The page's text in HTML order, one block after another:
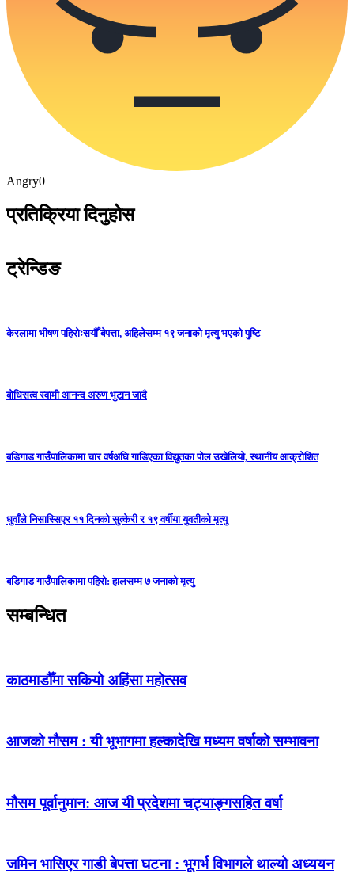
Angry0
प्रतिक्रिया दिनुहोस
ट्रेन्डिङ
केरलामा भीषण पहिरोःसयौँ बेपत्ता, अहिलेसम्म १९ जनाको मृत्यु भएको पुष्टि
बोधिसत्व स्वामी आनन्द अरुण भुटान जादै
बडिगाड गाउँपालिकामा चार वर्षअघि गाडिएका विद्युतका पोल उखेलियो, स्थानीय आक्रोशित
धुवाँले निसास्सिएर ११ दिनको सुत्केरी र १९ वर्षीया युवतीको मृत्यु
बडिगाड गाउँपालिकामा पहिरो: हालसम्म ७ जनाको मृत्यु
सम्बन्धित
काठमाडौँमा सकियो अहिंसा महोत्सव
आजको मौसम : यी भूभागमा हल्कादेखि मध्यम वर्षाको सम्भावना
मौसम पूर्वानुमान: आज यी प्रदेशमा चट्याङ्गसहित वर्षा
जमिन भासिएर गाडी बेपत्ता घटना : भूगर्भ विभागले थाल्यो अध्ययन